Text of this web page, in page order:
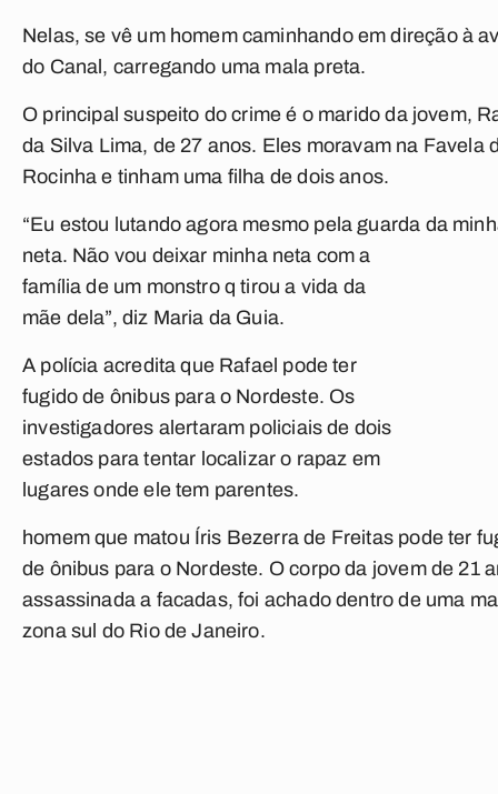
Nelas, se vê um homem caminhando em direção à
do Canal, carregando uma mala preta.
O principal suspeito do crime é o marido da jovem,
da Silva Lima, de 27 anos. Eles moravam na Favela
Rocinha e tinham uma filha de dois anos.
“Eu estou lutando agora mesmo pela guarda da
neta. Não vou deixar minha neta com a
família de um monstro q tirou a vida da
mãe dela”, diz Maria da Guia.
A polícia acredita que Rafael pode ter
fugido de ônibus para o Nordeste. Os
investigadores alertaram policiais de dois
estados para tentar localizar o rapaz em
lugares onde ele tem parentes.
homem que matou Íris Bezerra de Freitas pode ter
de ônibus para o Nordeste. O corpo da jovem de 21
assassinada a facadas, foi achado dentro de uma
zona sul do Rio de Janeiro.